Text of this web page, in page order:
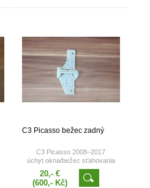
C3 Picasso bežec zadný
C3 Picasso 2008–2017
úchyt okna/bežec sťahovania
20,- €
(600,- Kč)